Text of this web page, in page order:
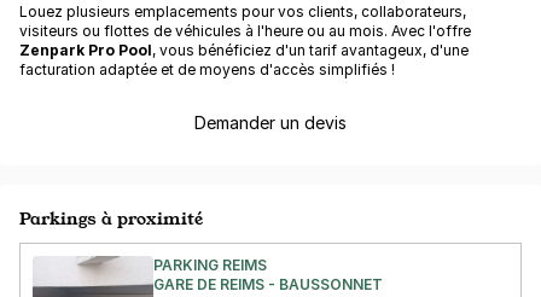
Louez plusieurs emplacements pour vos clients, collaborateurs,
visiteurs ou flottes de véhicules à l'heure ou au mois. Avec l'offre
Zenpark Pro Pool, vous bénéficiez d'un tarif avantageux, d'une
facturation adaptée et de moyens d'accès simplifiés !
Demander un devis
Parkings à proximité
PARKING REIMS
GARE DE REIMS - BAUSSONNET